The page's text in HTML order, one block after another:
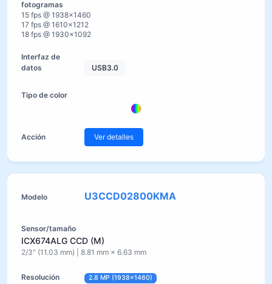
15 fps @ 1938×1460
17 fps @ 1610×1212
18 fps @ 1930×1092
USB3.0
Ver detalles
U3CCD02800KMA
ICX674ALG CCD (M)
2/3" (11.03 mm) | 8.81 mm × 6.63 mm
2.8 MP (1938×1460)